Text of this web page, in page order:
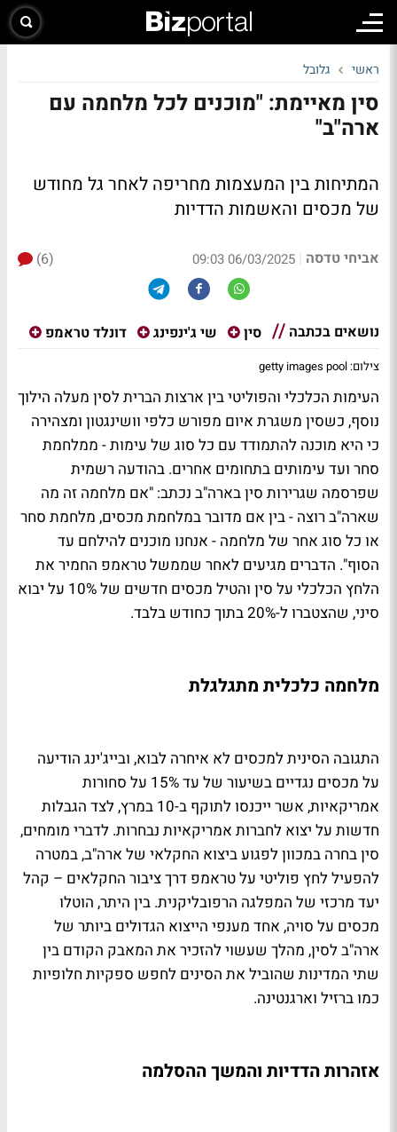
ראשי גלובל
סין מאיימת: "מוכנים לכל מלחמה עם
ארה"ב"
המתיחות בין המעצמות מחריפה לאחר גל מחודש
של מכסים והאשמות הדדיות
אביחי טדסה |
06/03/2025 09:03
(6)
נושאים בכתבה סין שי ג'ינפינג דונלד טראמפ
צילום: getty images pool
העימות הכלכלי והפוליטי בין ארצות הברית לסין מעלה הילוך
נוסף, כשסין משגרת איום מפורש כלפי וושינגטון ומצהירה
כי היא מוכנה להתמודד עם כל סוג של עימות - ממלחמת
סחר ועד עימותים בתחומים אחרים. בהודעה רשמית
שפרסמה שגרירות סין בארה"ב נכתב: "אם מלחמה זה מה
שארה"ב רוצה - בין אם מדובר במלחמת מכסים, מלחמת סחר
או כל סוג אחר של מלחמה - אנחנו מוכנים להילחם עד
הסוף". הדברים מגיעים לאחר שממשל טראמפ החמיר את
הלחץ הכלכלי על סין והטיל מכסים חדשים של 10% על יבוא
סיני, שהצטברו ל-20% בתוך כחודש בלבד.
מלחמה כלכלית מתגלגלת
התגובה הסינית למכסים לא איחרה לבוא, ובייג'ינג הודיעה
על מכסים נגדיים בשיעור של עד 15% על סחורות
אמריקאיות, אשר ייכנסו לתוקף ב-10 במרץ, לצד הגבלות
חדשות על יצוא לחברות אמריקאיות נבחרות. לדברי מומחים,
סין בחרה במכוון לפגוע ביצוא החקלאי של ארה"ב, במטרה
להפעיל לחץ פוליטי על טראמפ דרך ציבור החקלאים – קהל
יעד מרכזי של המפלגה הרפובליקנית. בין היתר, הוטלו
מכסים על סויה, אחד מענפי הייצוא הגדולים ביותר של
ארה"ב לסין, מהלך שעשוי להזכיר את המאבק הקודם בין
שתי המדינות שהוביל את הסינים לחפש ספקיות חלופיות
כמו ברזיל וארגנטינה.
אזהרות הדדיות והמשך ההסלמה